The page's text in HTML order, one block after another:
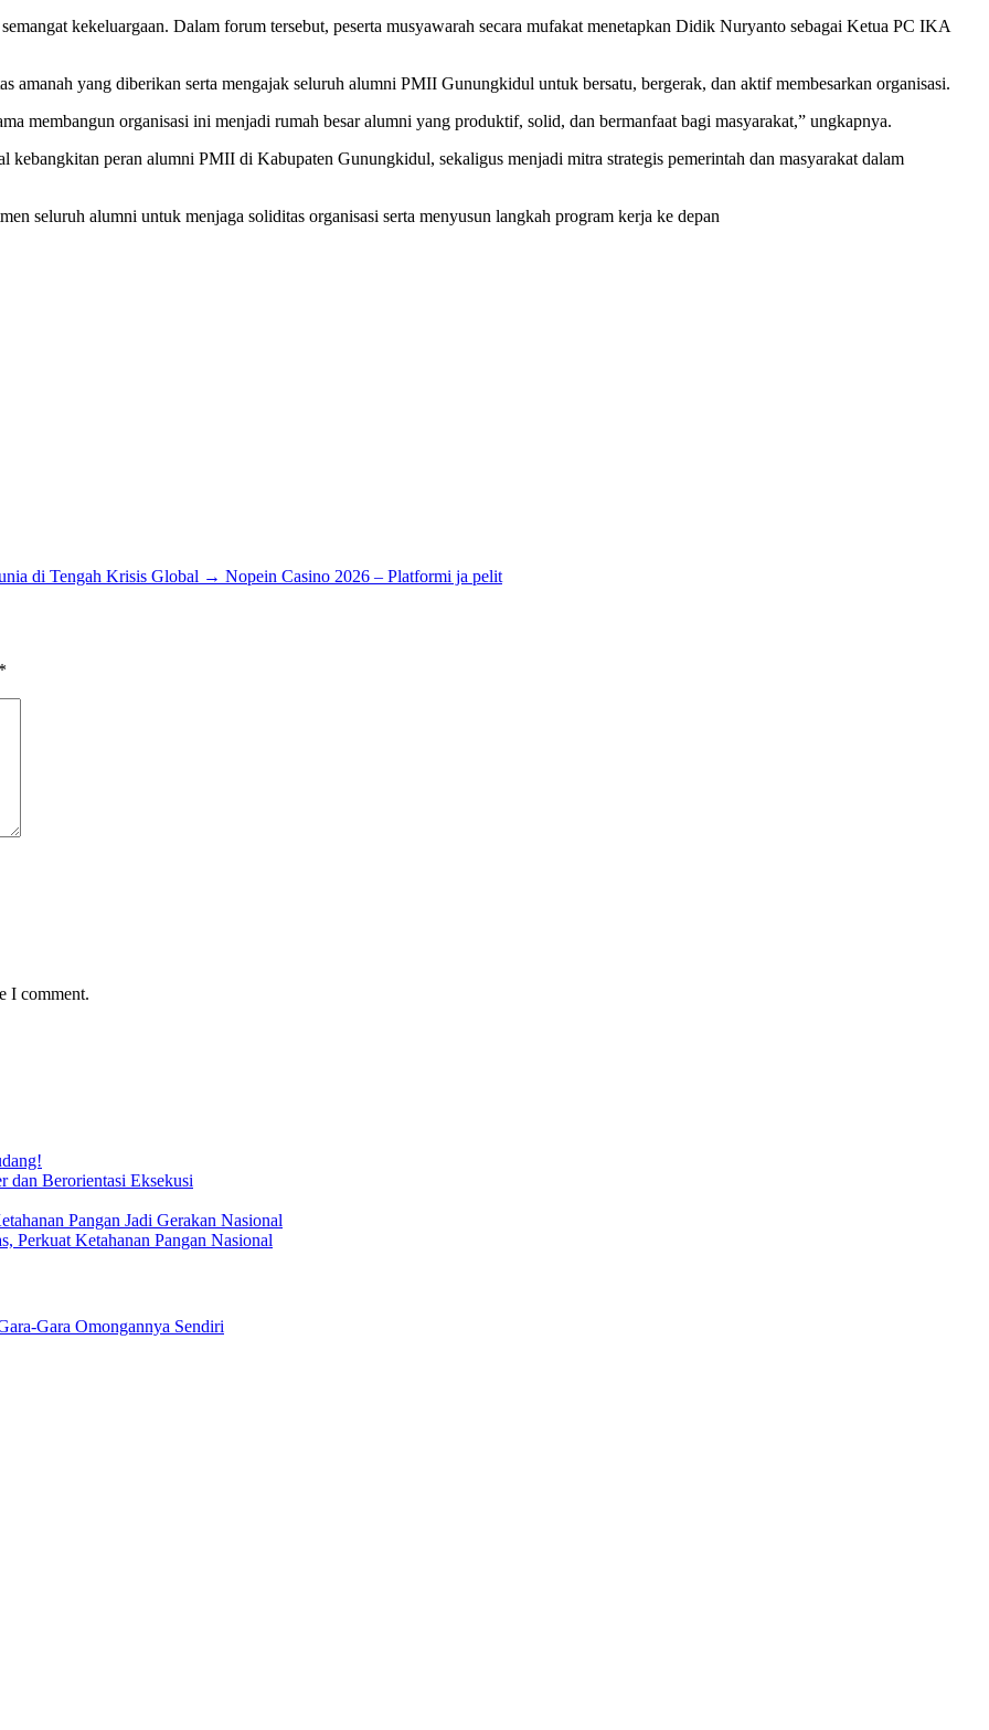
kekeluargaan. Dalam forum tersebut, peserta musyawarah secara mufakat menetapkan Didik Nuryanto sebagai Ketua PC IKA
amanah yang diberikan serta mengajak seluruh alumni PMII Gunungkidul untuk bersatu, bergerak, dan aktif membesarkan organisasi.
membangun organisasi ini menjadi rumah besar alumni yang produktif, solid, dan bermanfaat bagi masyarakat,” ungkapnya.
peran alumni PMII di Kabupaten Gunungkidul, sekaligus menjadi mitra strategis pemerintah dan masyarakat dalam
seluruh alumni untuk menjaga soliditas organisasi serta menyusun langkah program kerja ke depan
di Tengah Krisis Global → Nopein Casino 2026 – Platformi ja pelit
I comment.
dan Berorientasi Eksekusi
Pangan Jadi Gerakan Nasional
Perkuat Ketahanan Pangan Nasional
Gara Omongannya Sendiri